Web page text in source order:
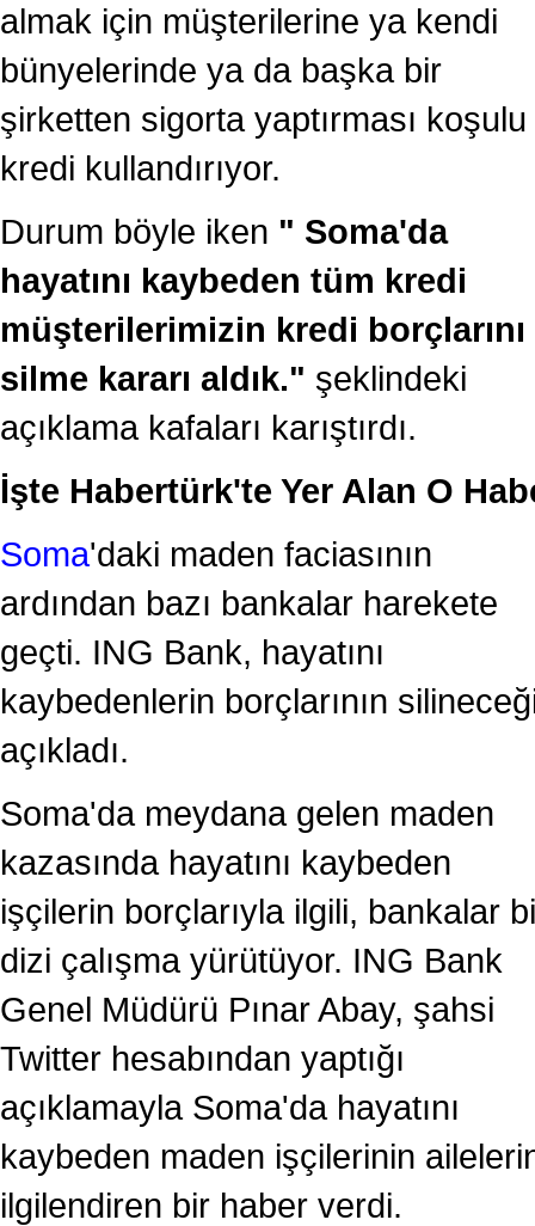
almak için müşterilerine ya kendi
bünyelerinde ya da başka bir
şirketten sigorta yaptırması koşulu
kredi kullandırıyor.
Durum böyle iken " Soma'da
hayatını kaybeden tüm kredi
müşterilerimizin kredi borçlarını
silme kararı aldık." şeklindeki
açıklama kafaları karıştırdı.
İşte Habertürk'te Yer Alan O
Soma'daki maden faciasının
ardından bazı bankalar harekete
geçti. ING Bank, hayatını
kaybedenlerin borçlarının
açıkladı.
Soma'da meydana gelen maden
kazasında hayatını kaybeden
işçilerin borçlarıyla ilgili, bankalar
dizi çalışma yürütüyor. ING Bank
Genel Müdürü Pınar Abay, şahsi
Twitter hesabından yaptığı
açıklamayla Soma'da hayatını
kaybeden maden işçilerinin
ilgilendiren bir haber verdi.